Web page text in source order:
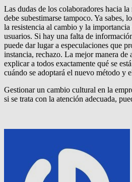
Las dudas de los colaboradores hacia
debe subestimarse tampoco. Ya sabes,
la resistencia al cambio y la importancia
usuarios. Si hay una falta de
puede dar lugar a especulaciones que
instancia, rechazo. La mejor manera de
explicar a todos exactamente qué se
cuándo se adoptará el nuevo método y
Gestionar un cambio cultural en la
si se trata con la atención adecuada,